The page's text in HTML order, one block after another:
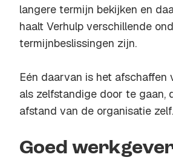
langere termijn bekijken en
haalt Verhulp verschillende
termijnbeslissingen zijn.
Eén daarvan is het afschaffen
als zelfstandige door te gaan,
afstand van de organisatie
Goed